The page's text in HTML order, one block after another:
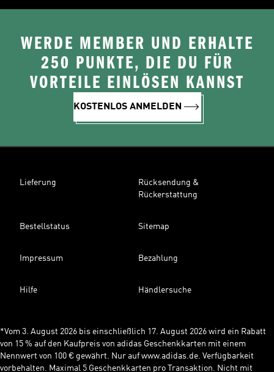
WERDE MEMBER UND ERHALTE
250 PUNKTE, DIE DU FÜR
VORTEILE EINLÖSEN KANNST
KOSTENLOS ANMELDEN
Lieferung
Rücksendung &
Rückerstattung
Bestellstatus Sitemap
Impressum Bezahlung
Hilfe Händlersuche
*Vom 3. August 2026 bis einschließlich 17. August 2026 wird ein Rabatt
von 15 % auf den Kaufpreis von adidas Geschenkkarten mit einem
Nennwert von 100 € gewährt. Nur auf www.adidas.de. Verfügbarkeit
vorbehalten. Maximal 5 Geschenkkarten pro Transaktion. Nicht mit